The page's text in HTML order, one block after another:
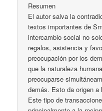
Resumen
El autor salva la
textos importantes de
intercambio social no
regalos, asistencia y
preocupación por los
que la naturaleza
preocuparse
demás. Esto da origen a
Este tipo de